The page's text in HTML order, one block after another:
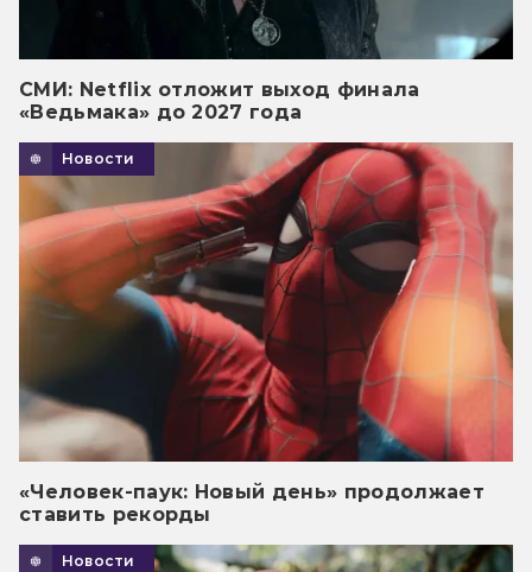
СМИ: Netflix отложит выход финала
«Ведьмака» до 2027 года
Новости
«Человек-паук: Новый день» продолжает
ставить рекорды
Новости